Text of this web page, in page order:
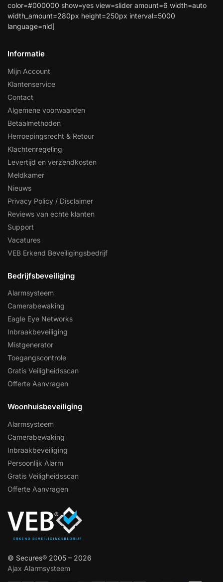
color=#000000 show=yes view=slider amount=6 width=auto
width_amount=280px height=250px interval=5000
language=nld]
Informatie
Mijn Account
Klantenservice
Contact
Algemene voorwaarden
Betaalmethoden
Herroepingsrecht & Retour
Klachtenregeling
Levertijd en verzendkosten
Meldkamer
Nieuws
Privacy Policy / Disclaimer
Reviews van echte klanten
Support
Vacatures
VEB Erkend Beveiligingsbedrijf
Bedrijfsbeveiliging
Alarmsysteem
Camerabewaking
Eagle Eye Networks
Inbraakbeveiliging
Mistgenerator
Toegangscontrole
Gratis Veiligheidsscan
Offerte Aanvragen
Woonhuisbeveiliging
Alarmsysteem
Camerabewaking
Inbraakbeveiliging
Persoonlijk Alarm
Gratis Veiligheidsscan
Offerte Aanvragen
© Secures® 2005 – 2026
Ajax Alarmsysteem